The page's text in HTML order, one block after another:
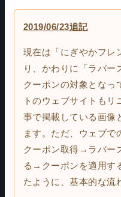
2019/06/23追記
現在は「にぎやかフレ
り、かわりに「ラバー
クーポンの対象となっ
トのウェブサイトも
事で掲載している画像
ます。ただ、ウェブ
クーポン取得→ラバー
る→クーポンを適用す
たように、基本的な流